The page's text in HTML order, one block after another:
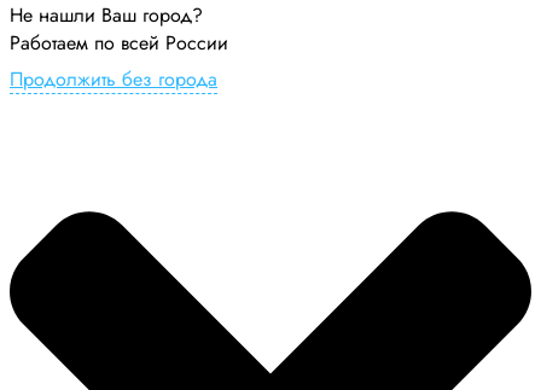
Не нашли Ваш город?
Работаем по всей России
Продолжить без города